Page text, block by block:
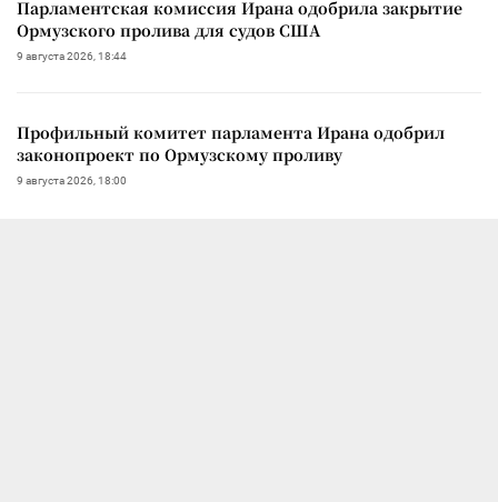
Парламентская комиссия Ирана одобрила закрытие
Ормузского пролива для судов США
9 августа 2026, 18:44
Профильный комитет парламента Ирана одобрил
законопроект по Ормузскому проливу
9 августа 2026, 18:00